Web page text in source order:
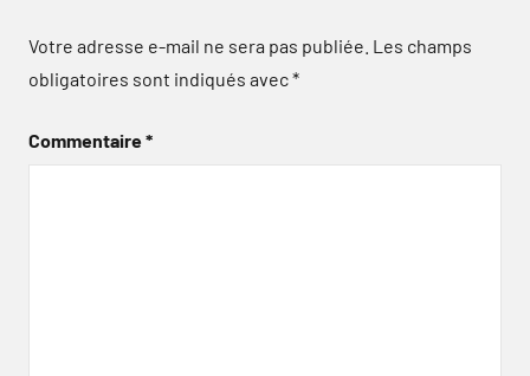
Votre adresse e-mail ne sera pas publiée. Les champs
obligatoires sont indiqués avec*
Commentaire*